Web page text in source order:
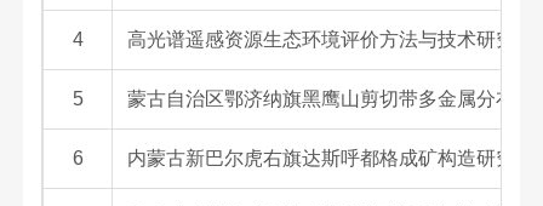
4 高光谱遥感资源生态环境评价方法与技术研究
5 蒙古自治区鄂济纳旗黑鹰山剪切带多金属分布规
6 内蒙古新巴尔虎右旗达斯呼都格成矿构造研究与